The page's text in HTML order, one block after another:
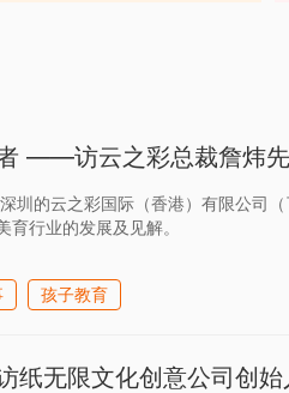
——访云之彩总裁詹炜
圳的云之彩国际（香港）有限公司
育行业的发展及见解。
孩子教育
无限文化创意公司创始